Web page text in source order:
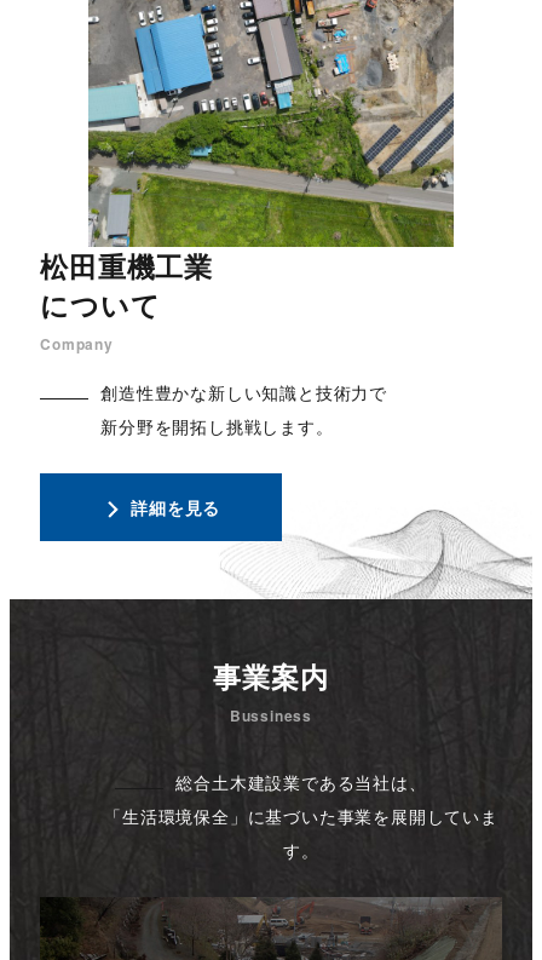
松田重機工業
について
Company
創造性豊かな新しい知識と技術力で
新分野を開拓し挑戦します。
詳細を見る
事業案内
Bussiness
総合土木建設業である当社は、
「生活環境保全」に基づいた事業を展開していま
す。